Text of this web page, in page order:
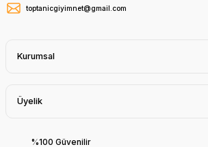
toptanicgiyimnet@gmail.com
Kurumsal
Üyelik
%100 Güvenilir